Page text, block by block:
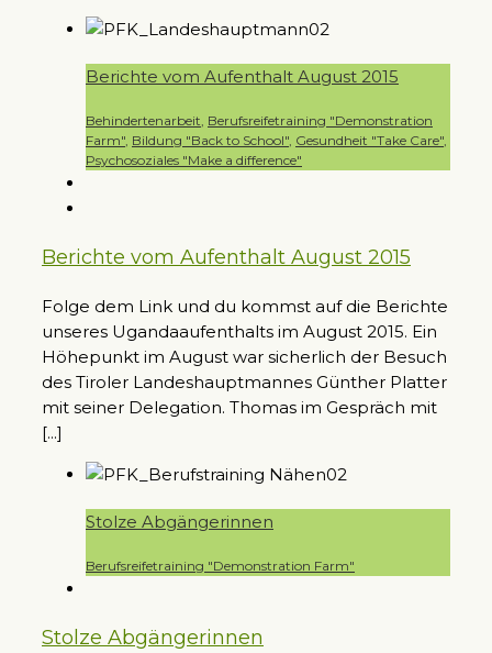
Berichte vom Aufenthalt August 2015
Behindertenarbeit Berufsreifetraining "Demonstration
Farm" Bildung "Back to School" Gesundheit "Take Care"
Psychosoziales "Make a difference"
Berichte vom Aufenthalt August 2015
Folge dem Link und du kommst auf die Berichte
unseres Ugandaaufenthalts im August 2015. Ein
Höhepunkt im August war sicherlich der Besuch
des Tiroler Landeshauptmannes Günther Platter
mit seiner Delegation. Thomas im Gespräch mit
[...]
Stolze Abgängerinnen
Berufsreifetraining "Demonstration Farm"
Stolze Abgängerinnen